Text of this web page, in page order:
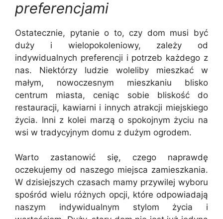
preferencjami
Ostatecznie, pytanie o to, czy dom musi być
duży i wielopokoleniowy, zależy od
indywidualnych preferencji i potrzeb każdego z
nas. Niektórzy ludzie woleliby mieszkać w
małym, nowoczesnym mieszkaniu blisko
centrum miasta, ceniąc sobie bliskość do
restauracji, kawiarni i innych atrakcji miejskiego
życia. Inni z kolei marzą o spokojnym życiu na
wsi w tradycyjnym domu z dużym ogrodem.
Warto zastanowić się, czego naprawdę
oczekujemy od naszego miejsca zamieszkania.
W dzisiejszych czasach mamy przywilej wyboru
spośród wielu różnych opcji, które odpowiadają
naszym indywidualnym stylom życia i